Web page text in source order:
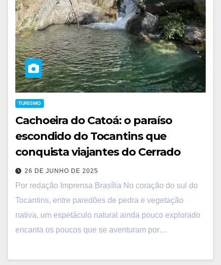
TURISMO
Cachoeira do Catoá: o paraíso
escondido do Tocantins que
conquista viajantes do Cerrado
26 DE JUNHO DE 2025
Por redação Imprensa Brasília No coração do sul do
Tocantins, entre paredões de pedra e vegetação
nativa, um espetáculo natural ainda pouco explorado
encanta os poucos que se aventuram por…